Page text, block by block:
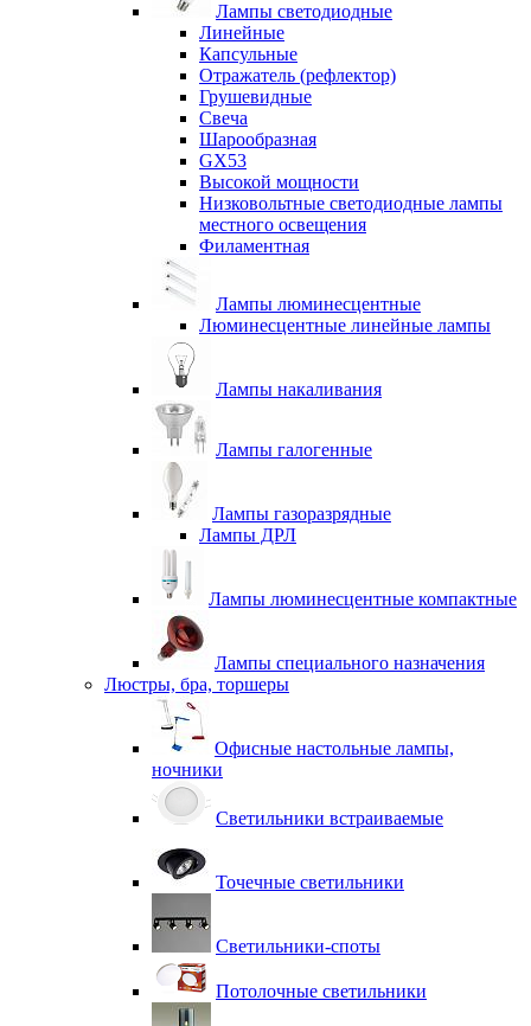
Лампы светодиодные
Линейные
Капсульные
Отражатель (рефлектор)
Грушевидные
Свеча
Шарообразная
GX53
Высокой мощности
Низковольтные светодиодные лампы
местного освещения
Филаментная
Лампы люминесцентные
Люминесцентные линейные лампы
Лампы накаливания
Лампы галогенные
Лампы газоразрядные
Лампы ДРЛ
Лампы люминесцентные компактные
Лампы специального назначения
Люстры, бра, торшеры
Офисные настольные лампы,
ночники
Светильники встраиваемые
Точечные светильники
Светильники-споты
Потолочные светильники